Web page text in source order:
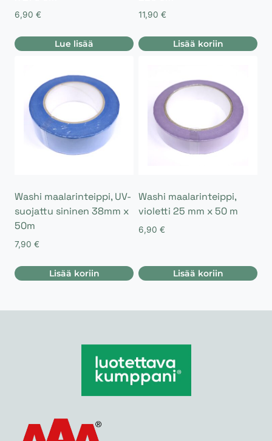
6,90 €
Lue lisää
11,90 €
Lisää koriin
Washi maalarinteippi, UV-
suojattu sininen 38mm x
50m
7,90 €
Lisää koriin
Washi maalarinteippi,
violetti 25 mm x 50 m
6,90 €
Lisää koriin